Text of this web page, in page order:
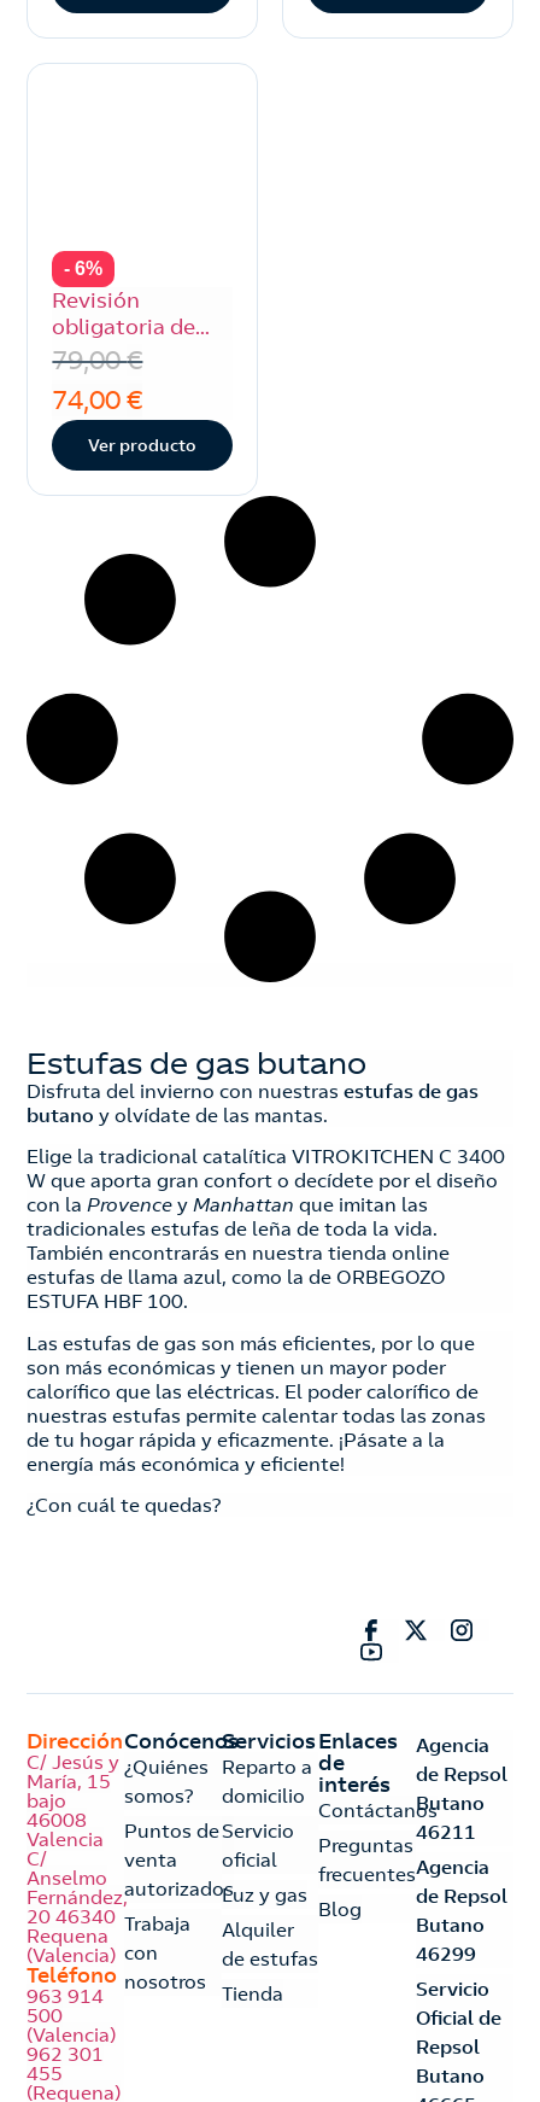
- 6%
Revisión
obligatoria de
gas butano con
Repsol (básica)
79,00€
74,00€
Ver producto
Estufas de gas butano
Disfruta del invierno con nuestrasestufas de gas
butano y olvídate de las mantas.
Elige la tradicional catalítica VITROKITCHEN C 3400
W que aporta gran confort o decídete por el diseño
con laProvence yManhattan que imitan las
tradicionales estufas de leña de toda la vida.
También encontrarás en nuestra tienda online
estufas de llama azul, como la de ORBEGOZO
ESTUFA HBF 100.
Las estufas de gas son más eficientes, por lo que
son más económicas y tienen un mayor poder
calorífico que las eléctricas. El poder calorífico de
nuestras estufas permite calentar todas las zonas
de tu hogar rápida y eficazmente. ¡Pásate a la
energía más económica y eficiente!
¿Con cuál te quedas?
Dirección
C/ Jesús y
María, 15
bajo
46008
Valencia
C/
Anselmo
Fernández,
20 46340
Requena
(Valencia)
Teléfono
963 914
500
(Valencia)
962 301
455
(Requena)
Conócenos
¿Quiénes
somos?
Puntos de
venta
autorizados
Trabaja
con
nosotros
Servicios
Reparto a
domicilio
Servicio
oficial
Luz y gas
Alquiler
de estufas
Tienda
Enlaces
de
interés
Contáctanos
Preguntas
frecuentes
Blog
Agencia
de Repsol
Butano
46211
Agencia
de Repsol
Butano
46299
Servicio
Oficial de
Repsol
Butano